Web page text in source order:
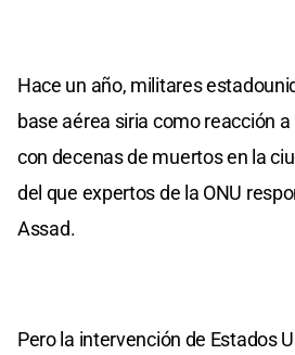
Hace un año, militares
base aérea siria como reacción
con decenas de muertos en la
del que expertos de la ONU
Assad.
Pero la intervención de Estados